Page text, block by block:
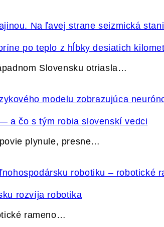
po teplo z hĺbky desiatich
Slovensku otriasla…
a čo s tým robia slovenskí vedci
plynule, presne…
rozvíja robotika
rameno…